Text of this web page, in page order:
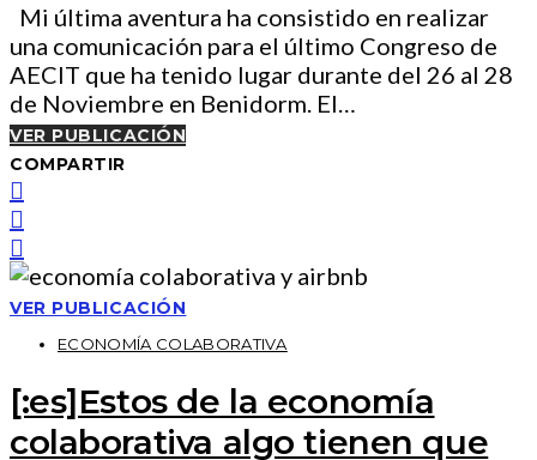
Mi última aventura ha consistido en realizar
una comunicación para el último Congreso de
AECIT que ha tenido lugar durante del 26 al 28
de Noviembre en Benidorm. El…
VER PUBLICACIÓN
COMPARTIR
VER PUBLICACIÓN
ECONOMÍA COLABORATIVA
[:es]Estos de la economía
colaborativa algo tienen que